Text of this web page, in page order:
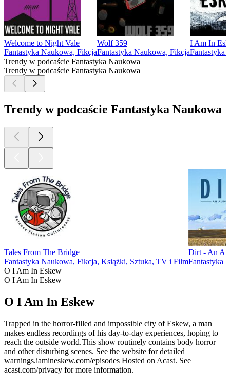
Welcome to Night Vale
Fantastyka Naukowa, Fikcja
Wolf 359
Fantastyka Naukowa, Fikcja
I Am In
Fantastyka
Trendy w podcaście Fantastyka Naukowa
Trendy w podcaście Fantastyka Naukowa
Trendy w podcaście Fantastyka Naukowa
Tales From The Bridge
Fantastyka Naukowa, Fikcja, Książki, Sztuka, TV i Film
Dirt - An
Fantastyka
O I Am In Eskew
O I Am In Eskew
O I Am In Eskew
Trapped in the horror-filled and impossible city of Eskew, a man
makes endless recordings of his day-to-day experiences, hoping to
reach the outside world.This show routinely contains body horror
and other disturbing scenes. See the website for detailed
warnings.iamineskew.com/episodes Hosted on Acast. See
acast.com/privacy for more information.